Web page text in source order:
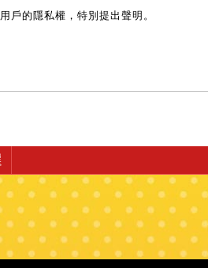
戶的隱私權，特別提出聲明。